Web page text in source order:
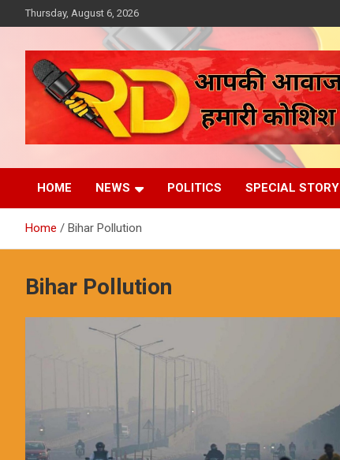
to
Thursday, August 6, 2026
Reporter Diaries
HOME NEWS POLITICS SPECIAL STORY
Home Bihar Pollution
Bihar Pollution